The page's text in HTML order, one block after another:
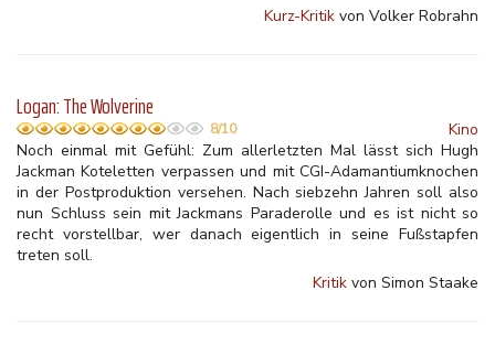
Kurz-Kritik von Volker Robrahn
Logan: The Wolverine
8/10
Kino
Noch einmal mit Gefühl: Zum allerletzten Mal lässt sich Hugh
Jackman Koteletten verpassen und mit CGI-Adamantiumknochen
in der Postproduktion versehen. Nach siebzehn Jahren soll also
nun Schluss sein mit Jackmans Paraderolle und es ist nicht so
recht vorstellbar, wer danach eigentlich in seine Fußstapfen
treten soll.
Kritik von Simon Staake